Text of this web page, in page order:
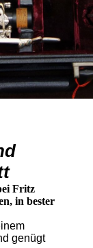
Fritz
in bester
genügt